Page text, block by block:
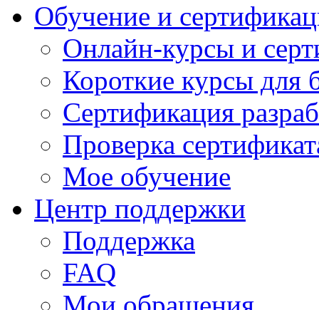
Обучение и
Онлайн-курсы и
Короткие курсы для
Сертификация
Проверка
Мое обучение
Центр поддержки
Поддержка
FAQ